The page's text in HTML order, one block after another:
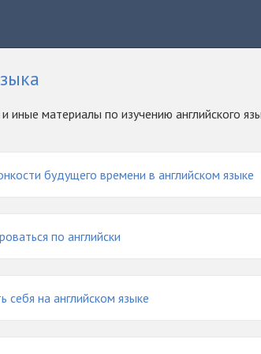
иные материалы по изучению английского
будущего времени в английском языке
по английски
себя на английском языке